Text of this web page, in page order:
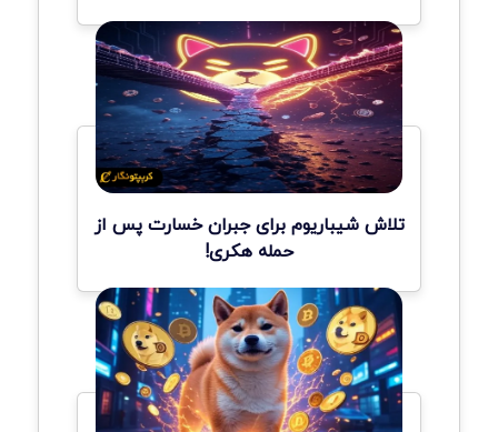
تلاش شیباریوم برای جبران خسارت پس از
حمله هکری!